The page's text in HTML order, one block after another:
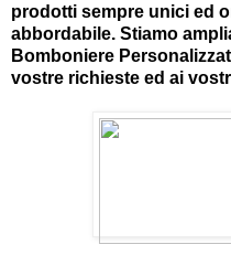
prodotti sempre unici ed
abbordabile. Stiamo
Bomboniere
vostre richieste ed ai